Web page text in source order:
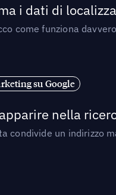
i dati di
come funziona
su Google
nella
condivide un indirizzo